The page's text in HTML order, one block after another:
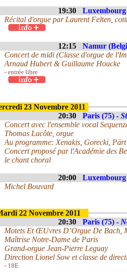
19:30
Récital d'orgue par Laurent Felten,
12:15 Namur
Concert de midi (Classe d'orgue de
Arnaud Hubert & Guillaume Houcke
- entrée libre
23 Novembre 2011
20:30
Paris (75) -
Concert avec l'ensemble vocal
Thomas Lacôte, orgue
Au programme: Xenakis, Gorecki,
Concert proposé par l'Académie des
le chant choral
20:00
Michel Bouvard
22 Novembre 2011
20:30
Paris (75) -
Motets Et ŒUvres D’Orgue De Bach,
Maîtrise Notre-Dame de Paris
Grand-orgue Jean-Pierre Leguay
Direction Lionel Sow et classe de
- 18E